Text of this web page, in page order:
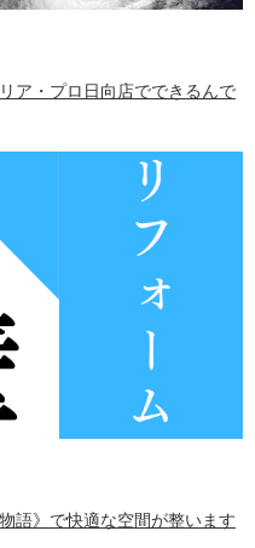
ア・プロ日向店でできるんで
語》で快適な空間が整います